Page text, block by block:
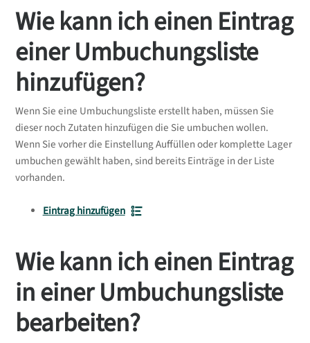
Wie kann ich einen Eintrag
einer Umbuchungsliste
hinzufügen?
Wenn Sie eine Umbuchungsliste erstellt haben, müssen Sie
dieser noch Zutaten hinzufügen die Sie umbuchen wollen.
Wenn Sie vorher die Einstellung Auffüllen oder komplette Lager
umbuchen gewählt haben, sind bereits Einträge in der Liste
vorhanden.
Eintrag hinzufügen
Wie kann ich einen Eintrag
in einer Umbuchungsliste
bearbeiten?